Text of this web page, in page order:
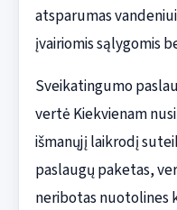
atsparumas
įvairiomis sąlygomis
Sveikatingumo
vertė Kiekvienam
išmanųjį laikrodį
paslaugų paketas,
neribotas nuotolines